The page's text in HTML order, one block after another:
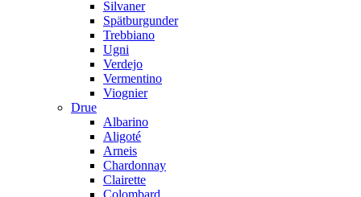
Silvaner
Spätburgunder
Trebbiano
Ugni
Verdejo
Vermentino
Viognier
Drue
Albarino
Aligoté
Arneis
Chardonnay
Clairette
Colombard